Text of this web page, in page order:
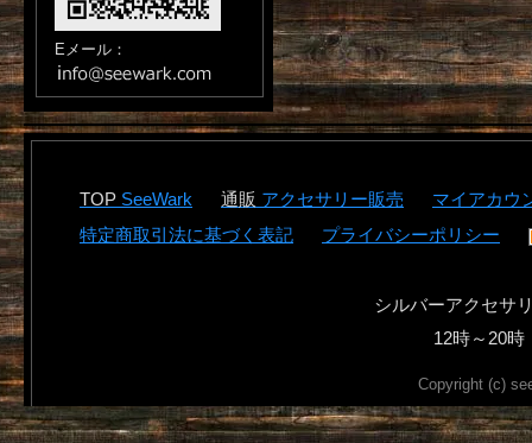
Eメール：
SeeWark アクセサリー販売
マイアカウ
特定商取引法に基づく表記
プライバシーポリシー
シルバーアクセサ
12時～
Copyright (c)